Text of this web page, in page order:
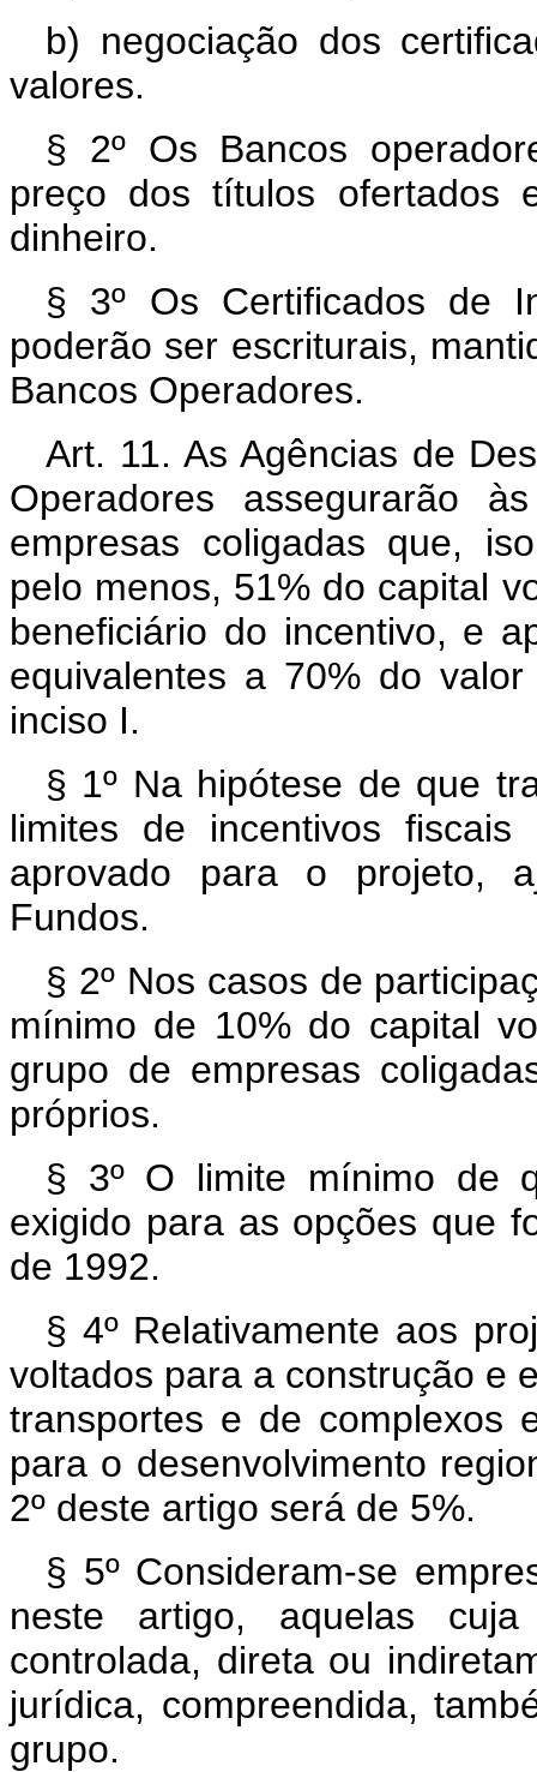
b) negociação dos
valores.
§ 2º Os Bancos
preço dos títulos ofertados
dinheiro.
§ 3º Os Certificados de
poderão ser escriturais,
Bancos Operadores.
Art. 11. As Agências de
Operadores assegurarão
empresas coligadas que,
pelo menos, 51% do capital
beneficiário do incentivo, e
equivalentes a 70% do
inciso I.
§ 1º Na hipótese de que
limites de incentivos fiscais
aprovado para o projeto,
Fundos.
§ 2º Nos casos de
mínimo de 10% do capital
grupo de empresas
próprios.
§ 3º O limite mínimo de
exigido para as opções que
de 1992.
§ 4º Relativamente aos
voltados para a construção e
transportes e de complexos
para o desenvolvimento
2º deste artigo será de 5%.
§ 5º Consideram-se
neste artigo, aquelas
controlada, direta ou
jurídica, compreendida,
grupo.